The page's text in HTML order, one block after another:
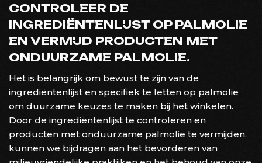
CONTROLEER DE
INGREDIËNTENLIJST OP PALMOLIE
EN VERMIJD PRODUCTEN MET
ONDUURZAME PALMOLIE.
Het is belangrijk om bewust te zijn van de
ingrediëntenlijst en specifiek te letten op palmolie
om duurzame keuzes te maken bij het winkelen.
Door de ingrediëntenlijst te controleren en
producten met onduurzame palmolie te vermijden,
kunnen we bijdragen aan het bevorderen van